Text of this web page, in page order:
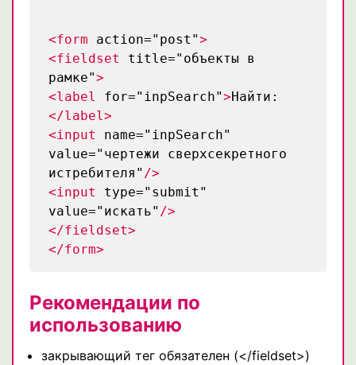
<form action="post">
<fieldset
title="объекты в
рамке">
<label
for="inpSearch">Найти:
</label>
<input
name="inpSearch"
value="чертежи сверхсекретного
истребителя" />
<input
type="submit"
value="искать" />
</fieldset>
</form>
Рекомендации по
использованию
закрывающий тег обязателен (</fieldset>)